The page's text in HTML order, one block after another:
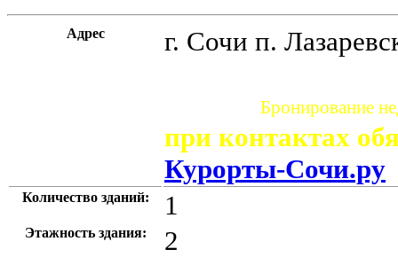
Адрес г. Сочи п.
Бронирование
при контактах
Курорты-Сочи.ру
Количество зданий: 1
Этажность здания: 2